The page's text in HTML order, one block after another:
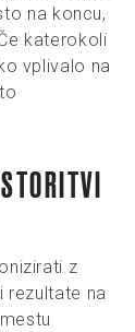
na koncu,
katerokoli
vplivalo na
z
rezultate na